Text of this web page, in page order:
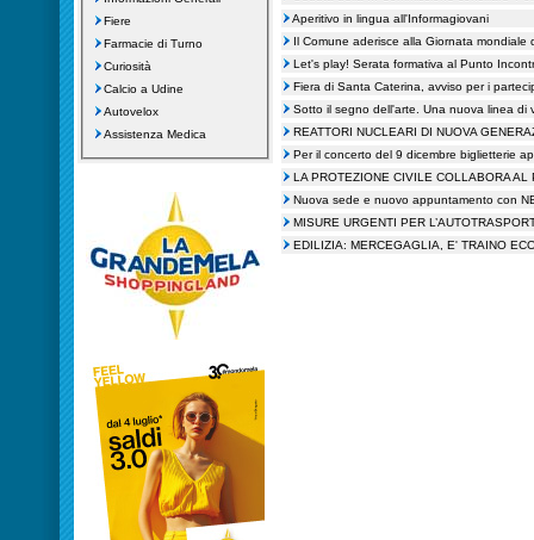
Fiere
Farmacie di Turno
Curiosità
Calcio a Udine
Autovelox
Assistenza Medica
Aperitivo in lingua all'Informagiovani
Il Comune aderisce alla Giornata mondiale
Let's play! Serata formativa al Punto
Fiera di Santa Caterina, avviso per i
Sotto il segno dell'arte. Una nuova linea di
REATTORI NUCLEARI DI NUOVA
Per il concerto del 9 dicembre biglietterie
LA PROTEZIONE CIVILE COLLABORA AL
Nuova sede e nuovo appuntamento con
MISURE URGENTI PER
EDILIZIA: MERCEGAGLIA, E' TRAINO